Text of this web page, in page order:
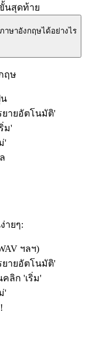
นสุดท้าย
าษาอังกฤษได้อย่างไร
ฤษ
ยายอัตโนมัติ'
ม'
'
ายๆ:
ฯลฯ)
ยายอัตโนมัติ'
ลิก 'เริ่ม'
'